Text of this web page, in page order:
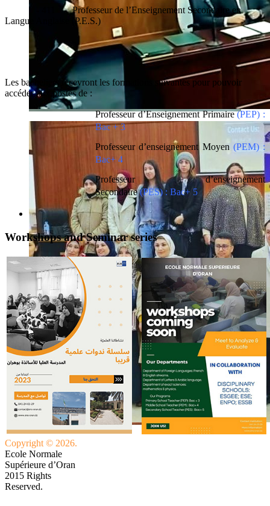
- 411 Professeur de l’Enseignement Secondaire en
Langue Anglaise (P.E.S.)
Les bacheliers recevront les formations suivantes pour pouvoir
accéder aux postes de :
Professeur d’Enseignement Primaire(PEP) :
Bac + 3
Professeur d’enseignement Moyen (PEM) :
Bac+ 4
Professeur d’enseignement
Secondaire(PES) : Bac+ 5
Workshops and Seminar series
Copyright © 2026.
Ecole Normale
Supérieure d’Oran
2015 Rights
Reserved.